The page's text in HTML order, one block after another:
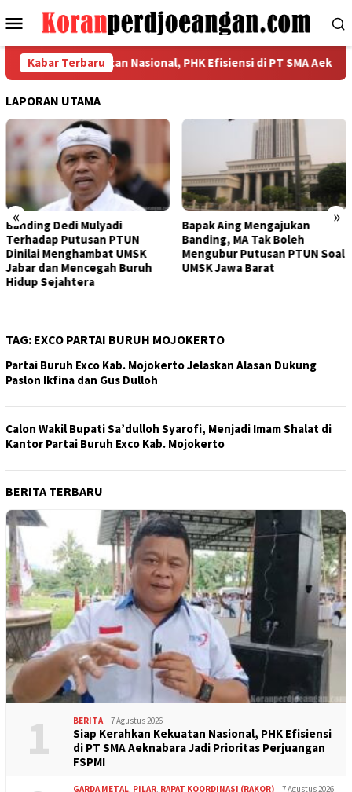
ke
Menu
Mobile
Kabar Terbaru
Kekuatan Nasional, PHK Efisiensi di PT SMA Aeknabara
LAPORAN UTAMA
« »
Banding Dedi Mulyadi
Terhadap Putusan PTUN
Dinilai Menghambat UMSK
Jabar dan Mencegah Buruh
Hidup Sejahtera
Bapak Aing Mengajukan
Banding, MA Tak Boleh
Mengubur Putusan PTUN Soal
UMSK Jawa Barat
TAG: EXCO PARTAI BURUH MOJOKERTO
Partai Buruh Exco Kab. Mojokerto Jelaskan Alasan Dukung
Paslon Ikfina dan Gus Dulloh
Calon Wakil Bupati Sa’dulloh Syarofi, Menjadi Imam Shalat di
Kantor Partai Buruh Exco Kab. Mojokerto
BERITA TERBARU
1 BERITA 7 Agustus 2026
Siap Kerahkan Kekuatan Nasional, PHK Efisiensi
di PT SMA Aeknabara Jadi Prioritas Perjuangan
FSPMI
GARDA METAL, PILAR, RAPAT KOORDINASI (RAKOR) 7 Agustus 2026